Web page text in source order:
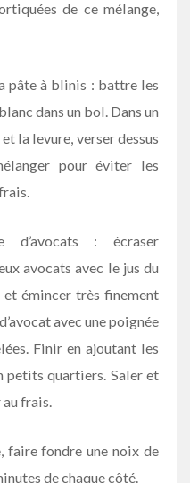
de ce mélange,
pâte à blinis : battre les
dans un bol. Dans un
la levure, verser dessus
pour éviter les
d’avocats : écraser
avocats avec le jus du
émincer très finement
avec une poignée
Finir en ajoutant les
petits quartiers. Saler et
frais.
faire fondre une noix de
de chaque côté.